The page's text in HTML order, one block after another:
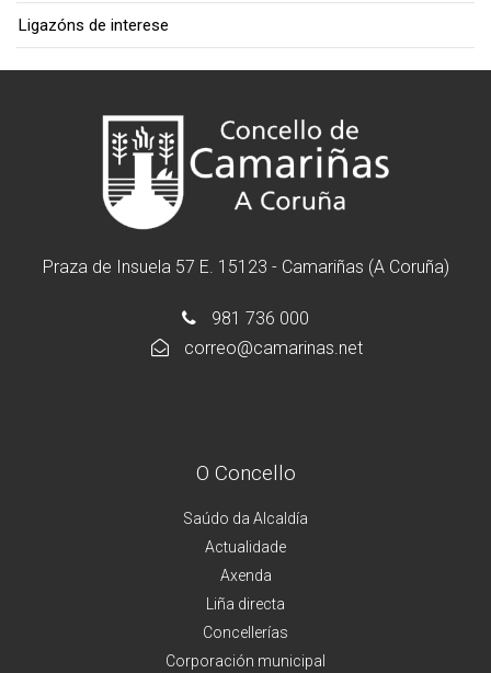
Ligazóns de interese
Praza de Insuela 57 E. 15123 - Camariñas (A Coruña)
981 736 000
correo@camarinas.net
O Concello
Saúdo da Alcaldía
Actualidade
Axenda
Liña directa
Concellerías
Corporación municipal